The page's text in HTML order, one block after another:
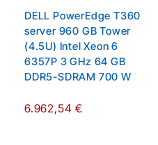
DELL PowerEdge T360
server 960 GB Tower
(4.5U) Intel Xeon 6
6357P 3 GHz 64 GB
DDR5-SDRAM 700 W
6.962,54 €